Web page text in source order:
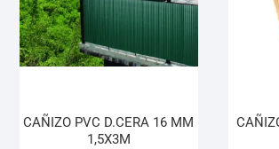
CAÑIZO PVC D.CERA 16 MM
1,5X3M